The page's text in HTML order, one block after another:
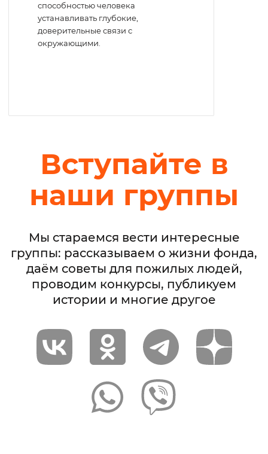
способностью человека
устанавливать глубокие,
доверительные связи с
окружающими.
Вступайте в
наши группы
Мы стараемся вести интересные
группы: рассказываем о жизни фонда,
даём советы для пожилых людей,
проводим конкурсы, публикуем
истории и многие другое